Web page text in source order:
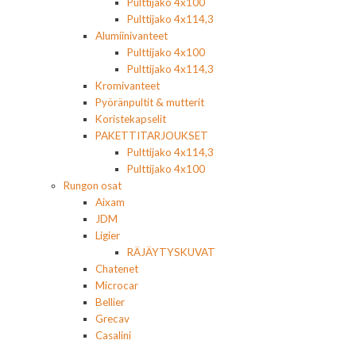
Pulttijako 4x114,3
Alumiinivanteet
Pulttijako 4x100
Pulttijako 4x114,3
Kromivanteet
Pyöränpultit & mutterit
Koristekapselit
PAKETTITARJOUKSET
Pulttijako 4x114,3
Pulttijako 4x100
Rungon osat
Aixam
JDM
Ligier
RÄJÄYTYSKUVAT
Chatenet
Microcar
Bellier
Grecav
Casalini